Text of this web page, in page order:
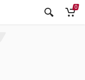
0